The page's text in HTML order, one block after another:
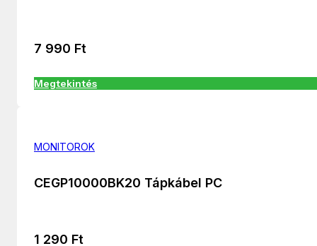
7 990 Ft
Megtekintés
MONITOROK
CEGP10000BK20 Tápkábel PC
1 290 Ft